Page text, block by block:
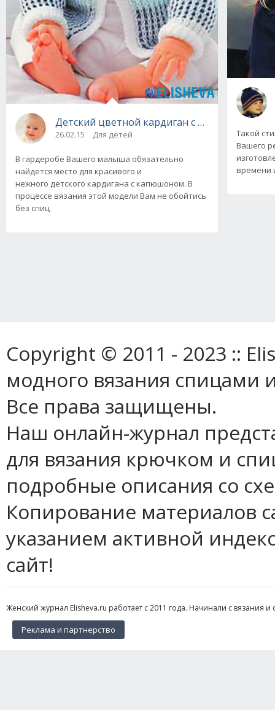
Детский цветной кардиган с капюшоном,
26.02.15 Для детей
В гардеробе Вашего малыша обязательно
найдется место для красивого и
нежного детского кардигана с капюшоном. В
процессе вязания этой модели Вам не обойтись
без спиц
Такой
Вашего
времени
Copyright © 2011 - 2023 ::
модного вязания спицами
Все права защищены.
Наш онлайн-журнал
для вязания крючком и
подробные описания со
Копирование материалов
указанием активной
сайт!
Женский журнал Elisheva.ru работает с 2011 года. Начинали с вязания
Реклама и партнерство